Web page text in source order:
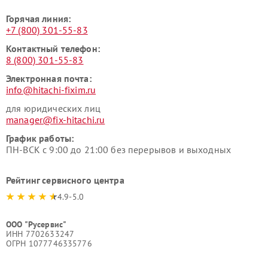
Горячая линия:
+7 (800) 301-55-83
Контактный телефон:
8 (800) 301-55-83
Электронная почта:
info@hitachi-fixim.ru
для юридических лиц
manager@fix-hitachi.ru
График работы:
ПН-ВСК с 9:00 до 21:00 без перерывов и выходных
Рейтинг сервисного центра
4.9-5.0
ООО "Русервис"
ИНН 7702633247
ОГРН 1077746335776